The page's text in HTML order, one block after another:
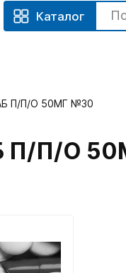
Каталог
П/П/О 50МГ №30
П/П/О